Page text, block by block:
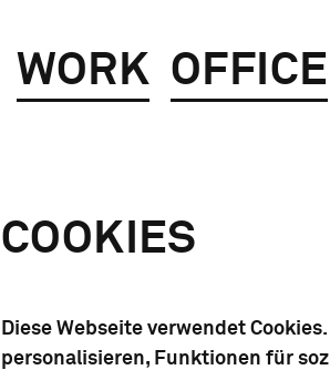
WORK OFFICE
COOKIES
Diese Webseite verwendet
personalisieren, Funktionen für